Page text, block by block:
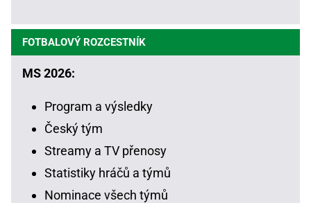
FOTBALOVÝ ROZCESTNÍK
MS 2026:
Program a výsledky
Český tým
Streamy a TV přenosy
Statistiky hráčů a týmů
Nominace všech týmů